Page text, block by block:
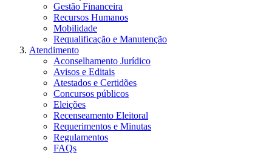
Gestão Financeira
Recursos Humanos
Mobilidade
Requalificação e Manutenção
Atendimento
Aconselhamento Jurídico
Avisos e Editais
Atestados e Certidões
Concursos públicos
Eleições
Recenseamento Eleitoral
Requerimentos e Minutas
Regulamentos
FAQs